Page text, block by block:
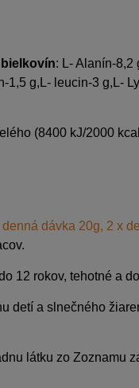
: L- Alanín-8,2
1,5 g,L- leucin-3 g,L-
(8400 kJ/2000
dávka 20g, 2 x
12 rokov, tehotné a
detí a slnečného
látku zo Zoznamu